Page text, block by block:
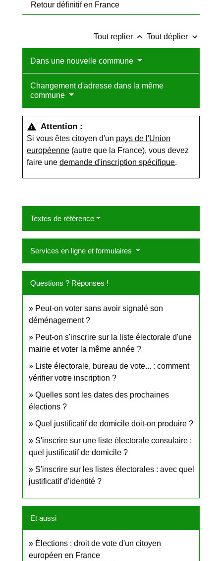
Retour définitif en France
Tout replier keyboard_arrow_up Tout déplier keyboard_arrow_down
Dans une nouvelle commune
Changement d'adresse dans la même
commune
warning Attention :
Si vous êtes citoyen d'un pays de l'Union
européenne (autre que la France), vous devez
faire une demande d'inscription spécifique.
Textes de référence
Services en ligne et formulaires
Questions ? Réponses !
Peut-on voter sans avoir signalé son
déménagement ?
Peut-on s'inscrire sur la liste électorale d'une
mairie et voter la même année ?
Liste électorale, bureau de vote... : comment
vérifier votre inscription ?
Quelles sont les dates des prochaines
élections ?
Quel justificatif de domicile doit-on produire ?
S'inscrire sur une liste électorale consulaire :
quel justificatif de domicile ?
S'inscrire sur les listes électorales : avec quel
justificatif d'identité ?
Et aussi
Élections : droit de vote d'un citoyen
européen en France